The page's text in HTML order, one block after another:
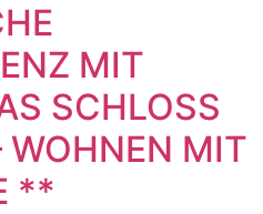
MIT
SCHLOSS
WOHNEN MIT
**